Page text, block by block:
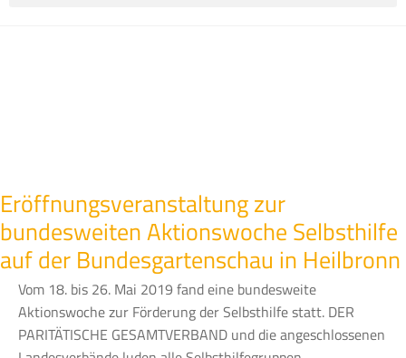
Eröffnungsveranstaltung zur
bundesweiten Aktionswoche Selbsthilfe
auf der Bundesgartenschau in Heilbronn
Vom 18. bis 26. Mai 2019 fand eine bundesweite
Aktionswoche zur Förderung der Selbsthilfe statt. DER
PARITÄTISCHE GESAMTVERBAND und die angeschlossenen